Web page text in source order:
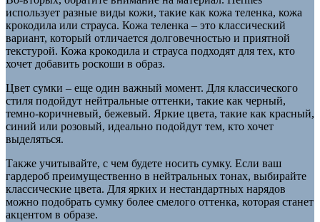
использует разные виды кожи, такие как кожа теленка, кожа
крокодила или страуса. Кожа теленка – это классический
вариант, который отличается долговечностью и приятной
текстурой. Кожа крокодила и страуса подходят для тех, кто
хочет добавить роскоши в образ.
Цвет сумки – еще один важный момент. Для классического
стиля подойдут нейтральные оттенки, такие как черный,
темно-коричневый, бежевый. Яркие цвета, такие как красный,
синий или розовый, идеально подойдут тем, кто хочет
выделяться.
Также учитывайте, с чем будете носить сумку. Если ваш
гардероб преимущественно в нейтральных тонах, выбирайте
классические цвета. Для ярких и нестандартных нарядов
можно подобрать сумку более смелого оттенка, которая станет
акцентом в образе.